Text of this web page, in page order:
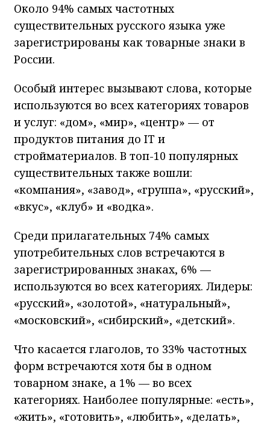
Около 94% самых частотных
существительных русского языка уже
зарегистрированы как товарные знаки в
России.
Особый интерес вызывают слова, которые
используются во всех категориях товаров
и услуг: «дом», «мир», «центр» — от
продуктов питания до IT и
стройматериалов. В топ-10 популярных
существительных также вошли:
«компания», «завод», «группа», «русский»,
«вкус», «клуб» и «водка».
Среди прилагательных 74% самых
употребительных слов встречаются в
зарегистрированных знаках, 6% —
используются во всех категориях. Лидеры:
«русский», «золотой», «натуральный»,
«московский», «сибирский», «детский».
Что касается глаголов, то 33% частотных
форм встречаются хотя бы в одном
товарном знаке, а 1% — во всех
категориях. Наиболее популярные: «есть»,
«жить», «готовить», «любить», «делать»,